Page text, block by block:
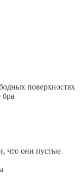
поверхностях
что они пустые